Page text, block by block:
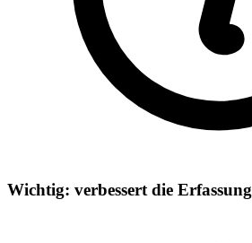
Wichtig: verbessert die Erfassung